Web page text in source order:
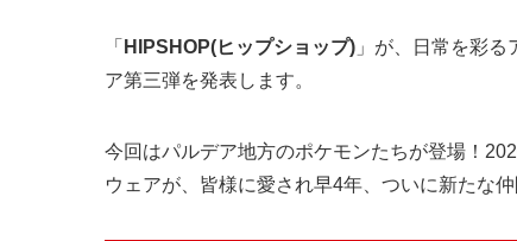
「 HIPSHOP(ヒップショップ) 」が、日常を彩
ア第三弾を発表します。
今回はパルデア地方のポケモンたちが登場！
ウェアが、皆様に愛され早4年、ついに新たな